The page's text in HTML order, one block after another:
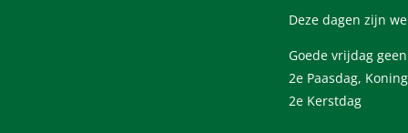
Deze dagen zijn
Goede vrijdag
2e Paasdag,
2e Kerstdag